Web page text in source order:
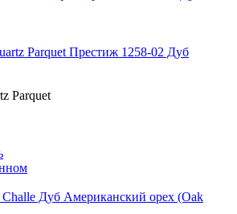
Parquet Престиж 1258-02 Дуб
Parquet